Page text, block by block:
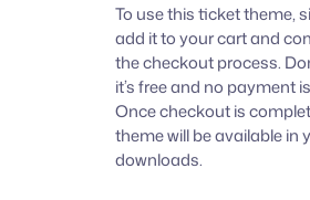
To use this ticket theme,
add it to your cart and
the checkout process.
it’s free and no payment
Once checkout is
theme will be available in
downloads.